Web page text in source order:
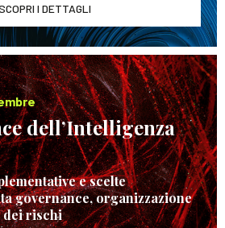
I DETTAGLI
dell’Intelligenza
e scelte
governance, organizzazione
dei rischi